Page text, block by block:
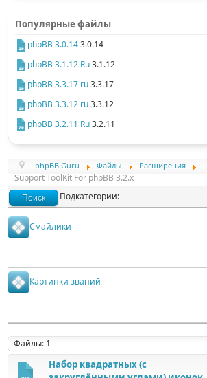
Популярные файлы
phpBB 3.0.143.0.14
phpBB 3.1.12 Ru3.1.12
phpBB 3.3.17 ru3.3.17
phpBB 3.3.12 ru3.3.12
phpBB 3.2.11 Ru3.2.11
phpBB Guru Файлы Расширения
Support ToolKit For phpBB 3.2.x
Поиск Подкатегории:
Смайлики
Картинки званий
Файлы: 1
Набор квадратных (с